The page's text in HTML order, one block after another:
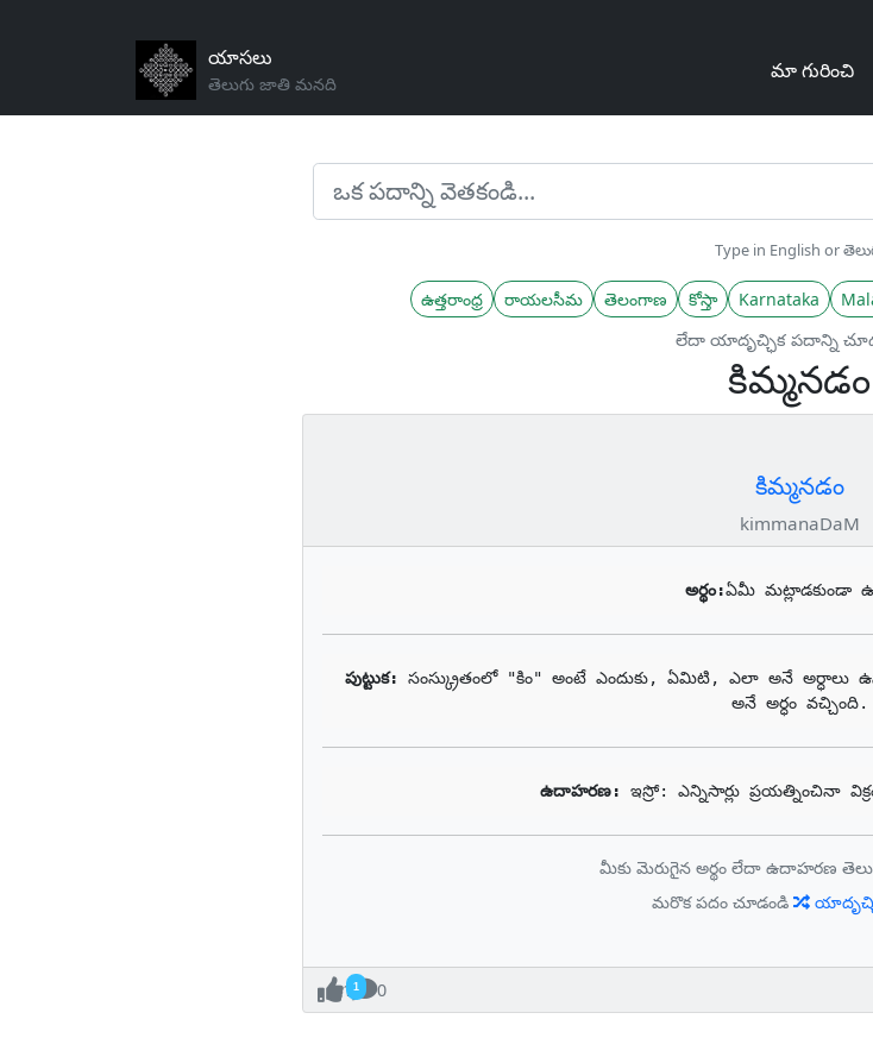
యాసలు
తెలుగు జాతి మనది
మా గురించి
Type in English or
ఉత్తరాంధ్ర రాయలసీమ తెలంగాణ కోస్తా Karnataka
లేదా యాదృచ్ఛిక పదాన్ని
కిమ్మనడం
కిమ్మనడం
kimmanaDaM
అర్థం:ఏమీ మట్లాడకుండా
పుట్టుక: సంస్క్రుతంలో "కిం" అంటే ఎందుకు, ఏమిటి, ఎలా అనే అర్ధాలు
అనే అర్ధం వచ్చింది.
ఉదాహరణ: ఇస్రో: ఎన్నిసార్లు ప్రయత్నించినా
మీకు మెరుగైన అర్థం లేదా ఉదాహరణ
మరొక పదం చూడండి
1 0